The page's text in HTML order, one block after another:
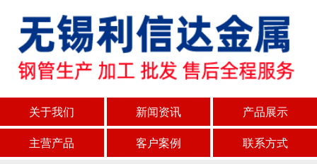
关于我们 新闻资讯
产品展示
主营产品
客户案例 联系方式